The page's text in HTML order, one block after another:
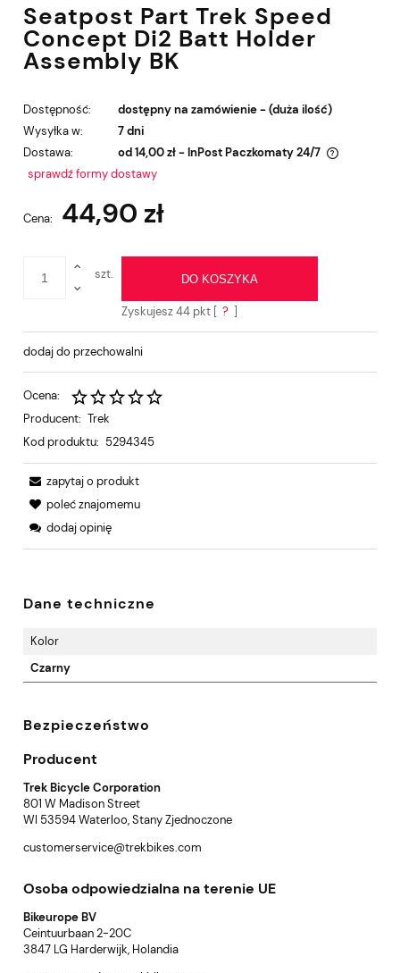
Seatpost Part Trek Speed
Concept Di2 Batt Holder
Assembly BK
Dostępność:
dostępny na zamówienie - (duża ilość)
Wysyłka w:
7 dni
Dostawa:
od 14,00 zł - InPost Paczkomaty 24/7
Cena nie zawiera ewentualnych kosztów płatności
sprawdź formy dostawy
Cena: 44,90 zł
szt. DO KOSZYKA
Zyskujesz44pkt [ ? ]
dodaj do przechowalni
Ocena:
Producent: Trek
Kod produktu: 5294345
zapytaj o produkt
poleć znajomemu
dodaj opinię
Dane techniczne
Kolor
Czarny
Bezpieczeństwo
Producent
Trek Bicycle Corporation
801 W Madison Street
WI 53594 Waterloo, Stany Zjednoczone
customerservice@trekbikes.com
Osoba odpowiedzialna na terenie UE
Bikeurope BV
Ceintuurbaan 2-20C
3847 LG Harderwijk, Holandia